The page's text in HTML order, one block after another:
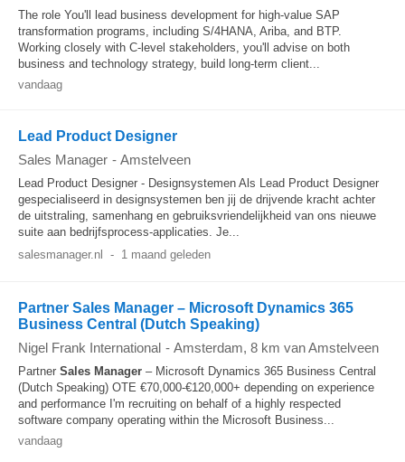
The role You'll lead business development for high-value SAP
transformation programs, including S/4HANA, Ariba, and BTP.
Working closely with C-level stakeholders, you'll advise on both
business and technology strategy, build long-term client...
vandaag
Lead Product Designer
Sales Manager - Amstelveen
Lead Product Designer - Designsystemen Als Lead Product Designer
gespecialiseerd in designsystemen ben jij de drijvende kracht achter
de uitstraling, samenhang en gebruiksvriendelijkheid van ons nieuwe
suite aan bedrijfsprocess-applicaties. Je...
salesmanager.nl
- 1 maand geleden
Partner Sales Manager – Microsoft Dynamics 365
Business Central (Dutch Speaking)
Nigel Frank International - Amsterdam, 8 km van Amstelveen
Partner Sales Manager – Microsoft Dynamics 365 Business Central
(Dutch Speaking) OTE €70,000-€120,000+ depending on experience
and performance I'm recruiting on behalf of a highly respected
software company operating within the Microsoft Business...
vandaag